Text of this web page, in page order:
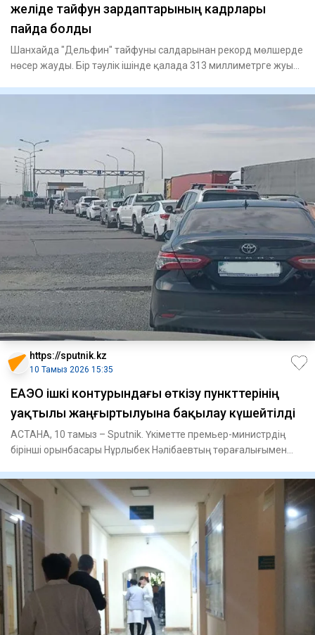
желіде тайфун зардаптарының кадрлары
пайда болды
Шанхайда "Дельфин" тайфуны салдарынан рекорд мөлшерде
нөсер жауды. Бір тәулік ішінде қалада 313 миллиметрге жуық
https://sputnik.kz
10 Тамыз 2026 15:35
ЕАЭО ішкі контурындағы өткізу пункттерінің
уақтылы жаңғыртылуына бақылау күшейтілді
АСТАНА, 10 тамыз – Sputnik. Үкіметте премьер-министрдің
бірінші орынбасары Нұрлыбек Нәлібаевтың төрағалығымен